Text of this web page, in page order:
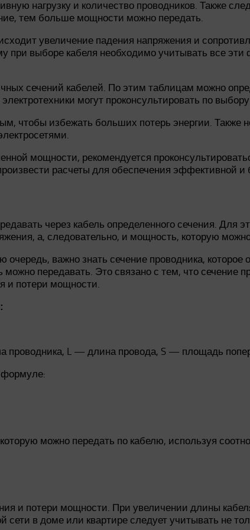
нагрузку и количество проводников. Также
тем больше мощности можно передать.
увеличение падения напряжения и
выборе кабеля необходимо учитывать все эти
сечений кабелей. По этим таблицам можно
могут проконсультировать по
чтобы избежать больших потерь энергии. Также
мощности, рекомендуется
расчеты для обеспечения эффективной
через кабель определенного сечения. Для
а, следовательно, и мощность, которую
важно знать сечение проводника, которое
передавать. Это связано с тем, что сечение
и потери мощности.
L — длина провода, S — площадь
формуле:
можно передать по кабелю, используя
и потери мощности. При увеличении длины
в доме или квартире следует учитывать не